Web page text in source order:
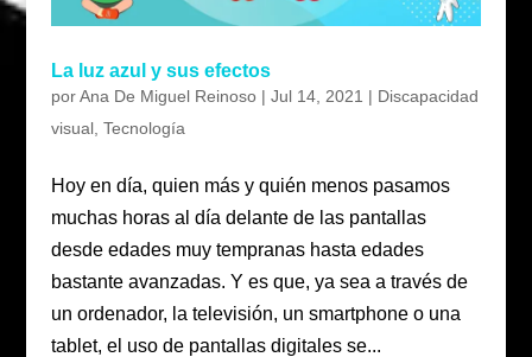
La luz azul y sus efectos
porAna De Miguel Reinoso| Jul 14, 2021 | Discapacidad
visual, Tecnología
Hoy en día, quien más y quién menos pasamos
muchas horas al día delante de las pantallas
desde edades muy tempranas hasta edades
bastante avanzadas. Y es que, ya sea a través de
un ordenador, la televisión, un smartphone o una
tablet, el uso de pantallas digitales se...